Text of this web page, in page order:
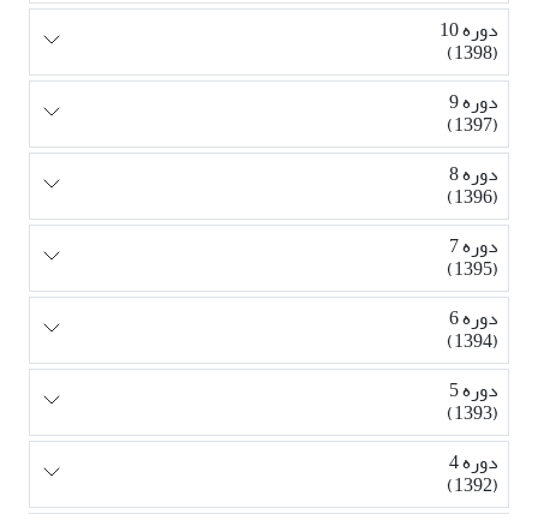
دوره 10
(1398)
دوره 9
(1397)
دوره 8
(1396)
دوره 7
(1395)
دوره 6
(1394)
دوره 5
(1393)
دوره 4
(1392)